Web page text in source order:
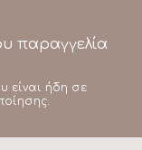
παραγγελία
είναι ήδη σε